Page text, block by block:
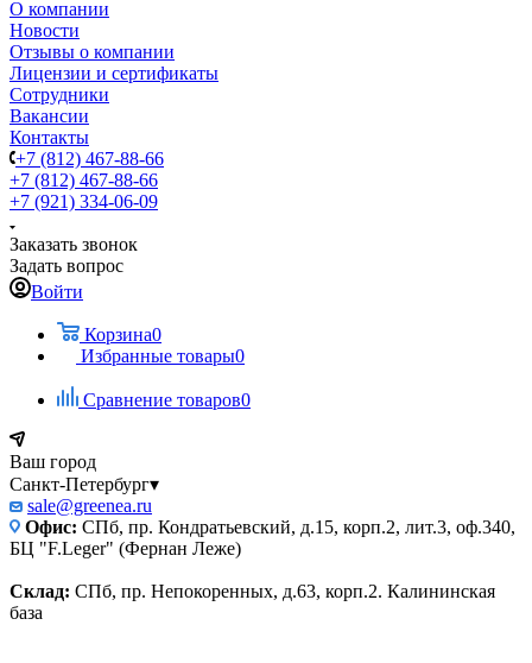
О компании
Новости
Отзывы о компании
Лицензии и сертификаты
Сотрудники
Вакансии
Контакты
+7 (812) 467-88-66
+7 (812) 467-88-66
+7 (921) 334-06-09
Заказать звонок
Задать вопрос
Войти
Корзина0
Избранные товары0
Сравнение товаров0
Ваш город
Санкт-Петербург▾
sale@greenea.ru
Офис: СПб, пр. Кондратьевский, д.15, корп.2, лит.3, оф.340,
БЦ "F.Leger" (Фернан Леже)
Склад: СПб, пр. Непокоренных, д.63, корп.2. Калининская
база